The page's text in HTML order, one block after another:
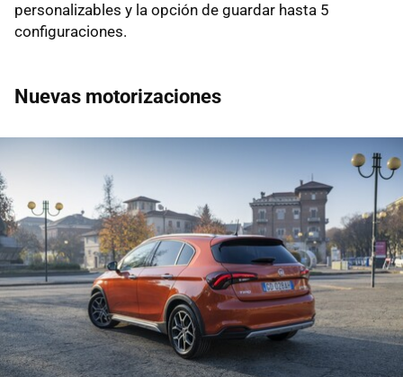
personalizables y la opción de guardar hasta 5
configuraciones.
Nuevas motorizaciones